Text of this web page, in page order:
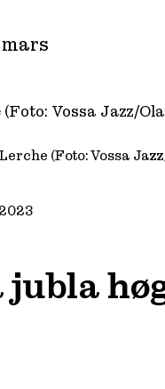
mars
(Foto: Vossa
jubla